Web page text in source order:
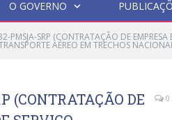
O GOVERNO
PMSJA-SRP (CONTRATAÇÃO DE
AÉREO EM TRECHOS
(CONTRATAÇÃO DE
0